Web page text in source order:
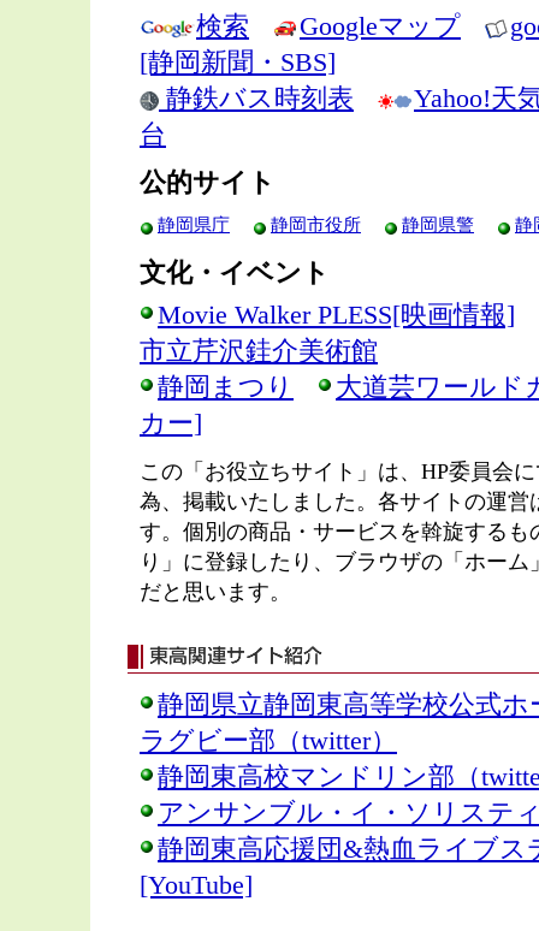
検索
Googleマップ
[静岡新聞・SBS]
静鉄バス時刻表
Yahoo!天
台
公的サイト
静岡県庁 静岡市役所 静岡県警 静
文化・イベント
Movie Walker PLESS[映画情報]
市立芹沢銈介美術館
静岡まつり
大道芸ワールド
カー]
この「お役立ちサイト」は、HP委員会
為、掲載いたしました。各サイトの運
す。個別の商品・サービスを斡旋する
り」に登録したり、ブラウザの「ホー
だと思います。
静岡県立静岡東高等学校公式
ラグビー部（twitter）
静岡東高校マンドリン部（
アンサンブル・イ・ソリステ
静岡東高応援団&熱血ライブス
[YouTube]